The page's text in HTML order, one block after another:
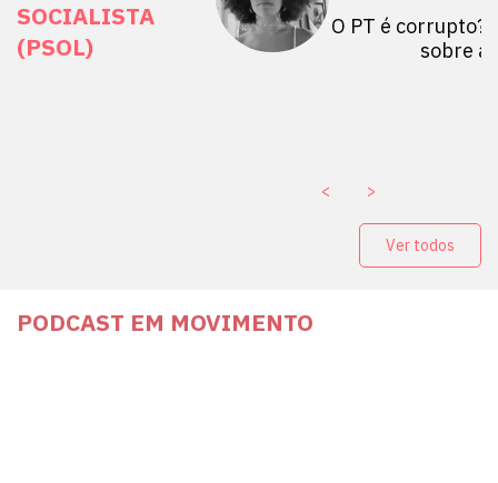
SOCIALISTA
(PSOL)
Mulheres por +
Público abre
O PT é corrupto?
sobre a
< >
Ver todos
PODCAST EM MOVIMENTO